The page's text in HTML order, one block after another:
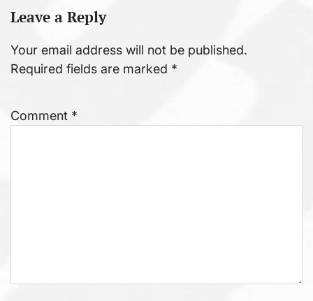
Leave a Reply
Your email address will not be published.
Required fields are marked *
Comment *